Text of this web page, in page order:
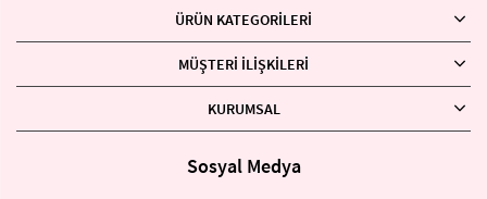
ÜRÜN KATEGORILERI
MÜŞTERI İLIŞKILERI
KURUMSAL
Sosyal Medya